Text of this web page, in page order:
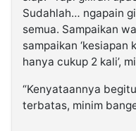
Sudahlah… ngapain
semua. Sampaikan
sampaikan
hanya cukup 2 kali’,
“Kenyataannya
terbatas, minim